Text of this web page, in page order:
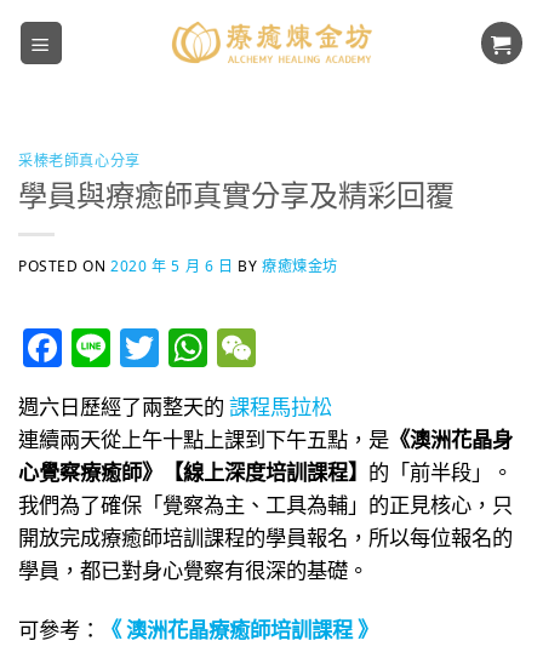
Skip
采榛老師真心分享
學員與療癒師真實分享及精彩回覆
POSTED ON2020 年 5 月 6 日 BY 療癒煉金坊
Facebook
LineTwitterWhatsApp
週六日歷經了兩整天的 課程馬拉松
連續兩天從上午十點上課到下午五點，是 《澳洲花晶身
心覺察療癒師》【線上深度培訓課程】 的「前半段」。
我們為了確保「覺察為主、工具為輔」的正見核心，只
開放完成療癒師培訓課程的學員報名，所以每位報名的
學員，都已對身心覺察有很深的基礎。
可參考： 《 澳洲花晶療癒師培訓課程 》